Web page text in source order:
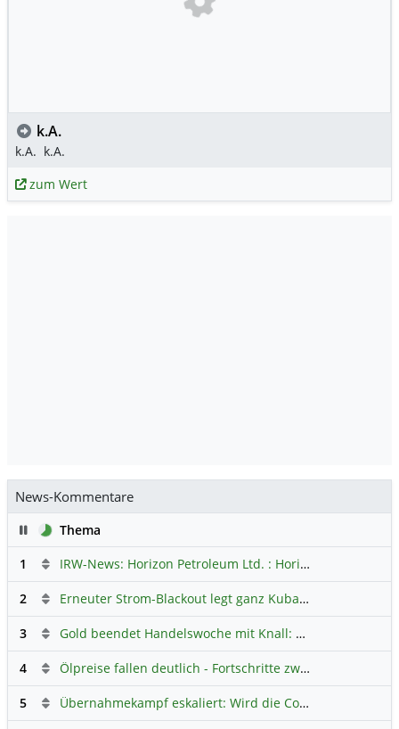
k.A.
k.A. k.A.
zum Wert
News-Kommentare
PauseThema
1
IRW-News: Horizon Petroleum Ltd. : Horizon Petroleum beginnt mit der Testförderung im Projekt Lachowice in Polen und schließt die Platzierung einer überzeichneten Wandelanleihe ab
2 Erneuter Strom-Blackout legt ganz Kuba lahm
3 Gold beendet Handelswoche mit Knall: Barrick Mining – Ist diese Aktie wieder ein Kauf?
4 Ölpreise fallen deutlich - Fortschritte zwischen USA und Iran belasten
5 Übernahmekampf eskaliert: Wird die Commerzbank italienisch?